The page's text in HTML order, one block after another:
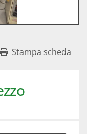
Stampa scheda